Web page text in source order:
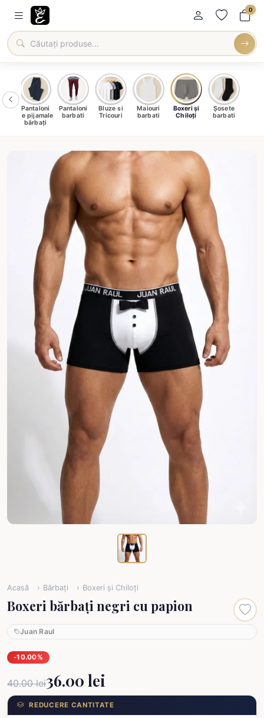
0
Pantaloni
de pijamale
bărbați
Pantaloni
barbati
Bluze si
Tricouri
Maiouri
barbati
Boxeri și
Chiloți
Șosete
barbati
Acasă Bărbați Boxeri și Chiloți
Boxeri bărbați negri cu papion
Juan Raul
-10.00%
40.00 lei36.00 lei
REDUCERE CANTITATE